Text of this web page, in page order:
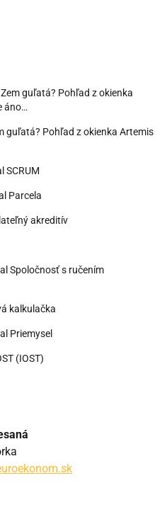
guľatá? Pohľad z okienka
áno…
guľatá? Pohľad z okienka Artemis
SCRUM
Parcela
akreditív
Spoločnosť s ručením
kalkulačka
Priemysel
(IOST)